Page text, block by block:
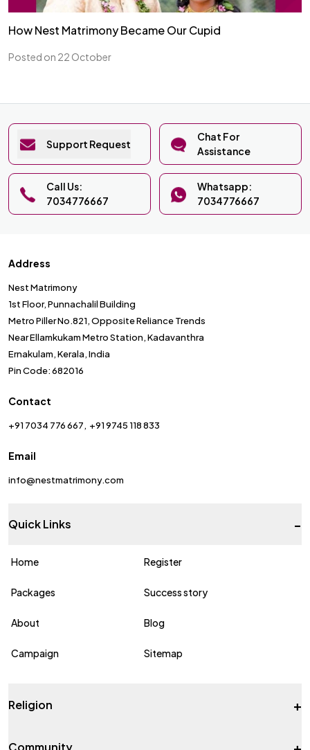
How Nest Matrimony Became Our Cupid
Posted on 22 October
Support Request
Chat For
Assistance
Call Us:
7034776667
Whatsapp:
7034776667
Address
Nest Matrimony
1st Floor, Punnachalil Building
Metro Piller No.821, Opposite Reliance Trends
Near Ellamkukam Metro Station, Kadavanthra
Ernakulam, Kerala, India
Pin Code: 682016
Contact
+91 7034 776 667 +91 9745 118 833
Email
info@nestmatrimony.com
Quick Links -
Home Register
Packages Success story
About Blog
Campaign Sitemap
Religion +
Community